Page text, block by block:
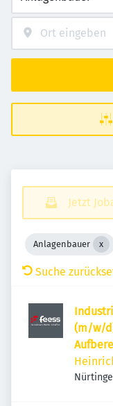
Jetzt
Anlagenbauer
Suche
(m/w/